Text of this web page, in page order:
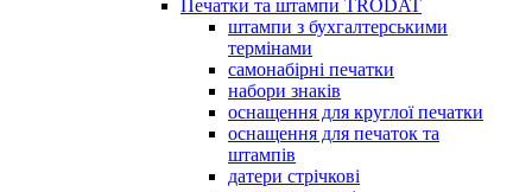
Печатки та штампи TRODAT
штампи з бухгалтерськими
термінами
самонабірні печатки
набори знаків
оснащення для круглої печатки
оснащення для печаток та
штампів
датери стрічкові